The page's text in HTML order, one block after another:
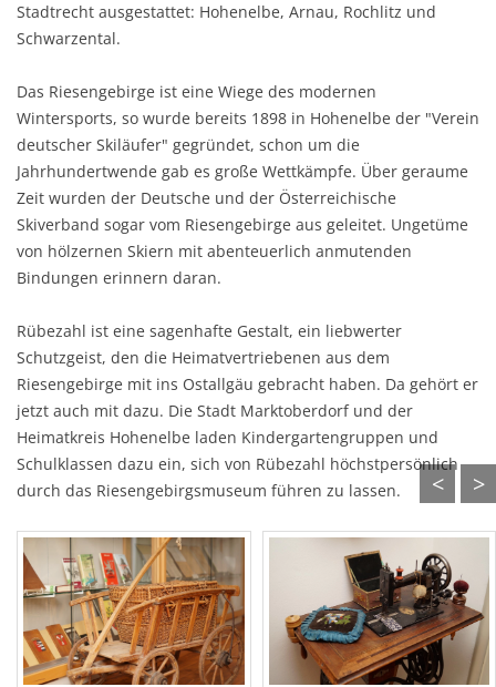
Stadtrecht ausgestattet: Hohenelbe, Arnau, Rochlitz und
Schwarzental.
Das Riesengebirge ist eine Wiege des modernen
Wintersports, so wurde bereits 1898 in Hohenelbe der "Verein
deutscher Skiläufer" gegründet, schon um die
Jahrhundertwende gab es große Wettkämpfe. Über geraume
Zeit wurden der Deutsche und der Österreichische
Skiverband sogar vom Riesengebirge aus geleitet. Ungetüme
von hölzernen Skiern mit abenteuerlich anmutenden
Bindungen erinnern daran.
Rübezahl ist eine sagenhafte Gestalt, ein liebwerter
Schutzgeist, den die Heimatvertriebenen aus dem
Riesengebirge mit ins Ostallgäu gebracht haben. Da gehört er
jetzt auch mit dazu. Die Stadt Marktoberdorf und der
Heimatkreis Hohenelbe laden Kindergartengruppen und
Schulklassen dazu ein, sich von Rübezahl höchstpersönlich
durch das Riesengebirgsmuseum führen zu lassen.
< >